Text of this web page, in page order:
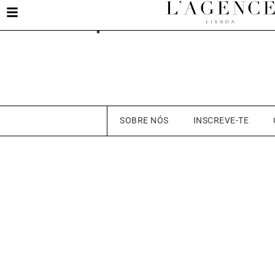
Filipa Prelhaz
SOBRE NÓS INSCREVE-TE